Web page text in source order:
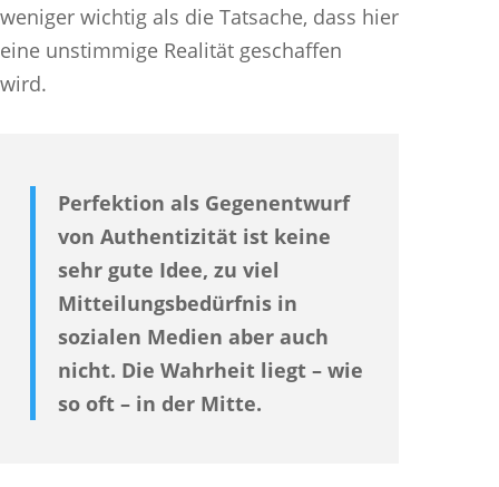
weniger wichtig als die Tatsache, dass hier
eine unstimmige Realität geschaffen
wird.
Perfektion als Gegenentwurf
von Authentizität ist keine
sehr gute Idee, zu viel
Mitteilungsbedürfnis in
sozialen Medien aber auch
nicht. Die Wahrheit liegt – wie
so oft – in der Mitte.